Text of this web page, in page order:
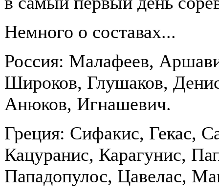
Немного о составах...
Россия: Малафеев,
Широков, Глушаков,
Анюков, Игнашевич.
Греция: Сифакис, Гекас,
Кацуранис, Карагунис,
Пападопулос, Цавелас,